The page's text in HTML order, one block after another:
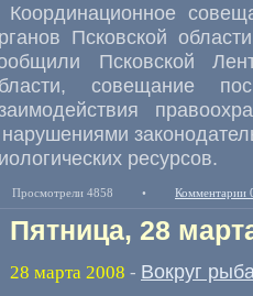
Координационное
Псковской
Псковской
совещание
нарушениями
ресурсов.
Просмотрели 4858 • Комментарии
Пятница, 28
28 марта 2008 - Вокруг